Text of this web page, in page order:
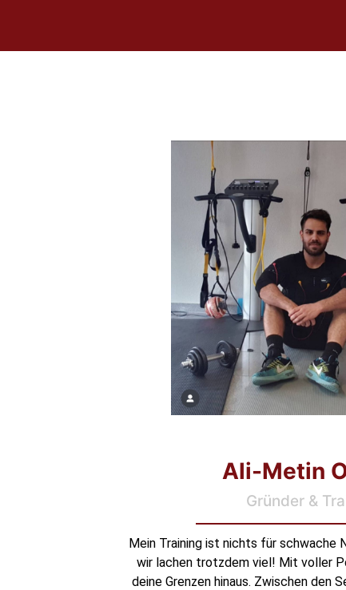
Ali-Metin
Gründer &
Mein Training ist nichts für schwache
wir lachen trotzdem viel! Mit voller
deine Grenzen hinaus. Zwischen den